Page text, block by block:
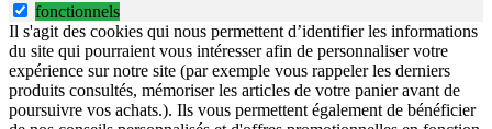
fonctionnels
Il s'agit des cookies qui nous permettent d’identifier les informations
du site qui pourraient vous intéresser afin de personnaliser votre
expérience sur notre site (par exemple vous rappeler les derniers
produits consultés, mémoriser les articles de votre panier avant de
poursuivre vos achats.). Ils vous permettent également de bénéficier